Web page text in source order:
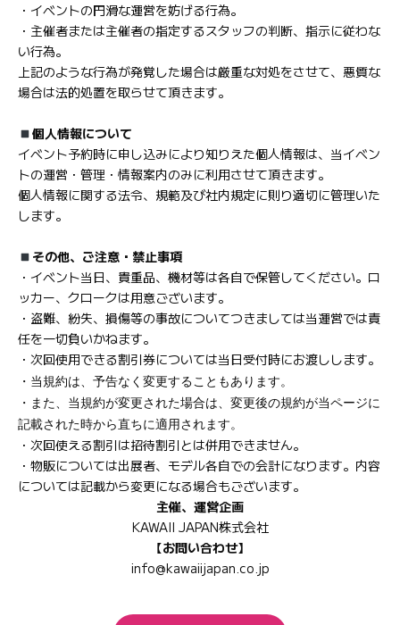
・イベントの円滑な運営を妨げる行為。
・主催者または主催者の指定するスタッフの判断、指示に従わな
い行為。
上記のような行為が発覚した場合は厳重な対処をさせて、悪質な
場合は法的処置を取らせて頂きます。
個人情報について
イベント予約時に申し込みにより知りえた個人情報は、当イベン
トの運営・管理・情報案内のみに利用させて頂きます。
個人情報に関する法令、規範及び社内規定に則り適切に管理いた
します。
その他、ご注意・禁止事項
・イベント当日、貴重品、機材等は各自で保管してください。ロ
ッカー、クロークは用意ございます。
・盗難、紛失、損傷等の事故についてつきましては当運営では責
任を一切負いかねます。
・次回使用できる割引券については当日受付時にお渡しします。
・当規約は、予告なく変更することもあります。
・また、当規約が変更された場合は、変更後の規約が当ページに
記載された時から直ちに適用されます。
・次回使える割引は招待割引とは併用できません。
・物販については出展者、モデル各自での会計になります。内容
については記載から変更になる場合もございます。
主催、運営企画
KAWAII JAPAN株式会社
【お問い合わせ】
info@kawaiijapan.co.jp